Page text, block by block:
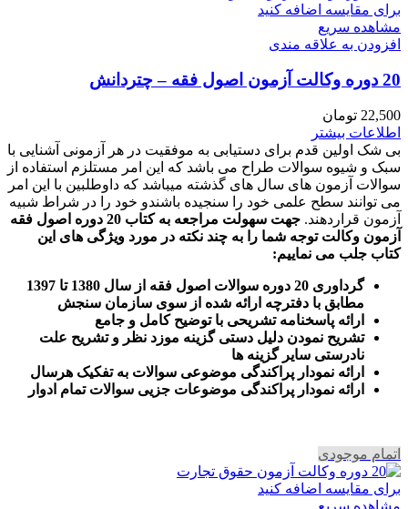
برای مقایسه اضافه کنید
مشاهده سریع
افزودن به علاقه مندی
20 دوره وکالت آزمون اصول فقه – چتردانش
22,500 تومان
اطلاعات بیشتر
بی شک اولین قدم برای دستیابی به موفقیت در هر آزمونی آشنایی با
سبک و شیوه سوالات طراح می باشد که این امر مستلزم استفاده از
سوالات آزمون های سال های گذشته میباشد که داوطلبین با این امر
می توانند سطح علمی خود را سنجیده باشندو خود را در شراط شبیه
آزمون قراردهند.
جهت سهولت مراجعه به کتاب 20 دوره اصول فقه
آزمون وکالت توجه شما را به چند نکته در مورد ویژگی های این
کتاب جلب می نماییم:
گرداوری 20 دوره سوالات اصول فقه از سال 1380 تا 1397
مطابق با دفترچه ارائه شده از سوی سازمان سنجش
ارائه پاسخنامه تشریحی با توضیح کامل و جامع
تشریح نمودن دلیل دستی گزینه موزد نظر و تشریح علت
نادرستی سایر گزینه ها
ارائه نمودار پراکندگی موضوعی سوالات به تفکیک هرسال
رائه نمودار پراکندگی موضوعات جزیی سوالات تمام ادوار
اتمام موجودی
برای مقایسه اضافه کنید